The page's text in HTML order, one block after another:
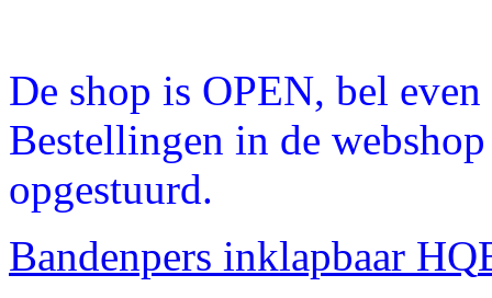
De shop is OPEN, bel
Bestellingen in de
opgestuurd.
Bandenpers inklapbaar HQ